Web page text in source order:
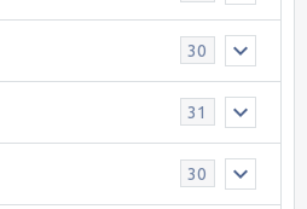
30
31
30